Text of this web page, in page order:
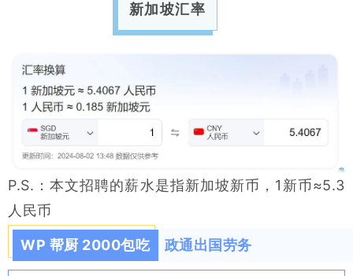
新加坡汇率
P.S.：本文招聘的薪水是指新加坡新币， 1新币≈5.3
人民币
WP 帮厨 2000包吃
政通出国劳务